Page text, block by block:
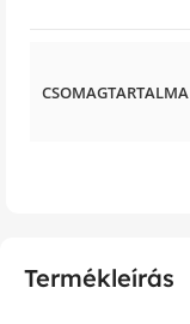
Termékleírás
CSOMAGTARTALMA